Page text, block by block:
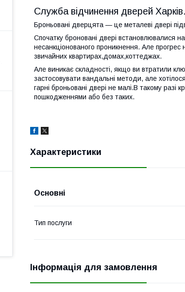
Служба відчинення дверей Харків.
Броньовані дверцята — це металеві двері
Спочатку броновані двері встановлювалися
несанкціонованого проникнення. Але прогрес
звичайних квартирах,домах,коттеджах.
Але виникає складності, якщо ви втратили
застосовувати вандальні методи, але
гарні броньовані двері не малі.В такому
пошкодженнями або без таких.
Характеристики
Основні
Тип послуги
Інформація для замовлення